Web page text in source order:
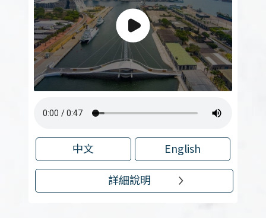
中文 English
詳細說明